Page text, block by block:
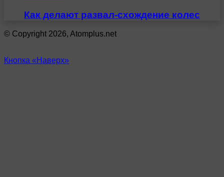
Как делают развал-схождение колес
© Copyright 2026, Atomplus.net
Кнопка «Наверх»